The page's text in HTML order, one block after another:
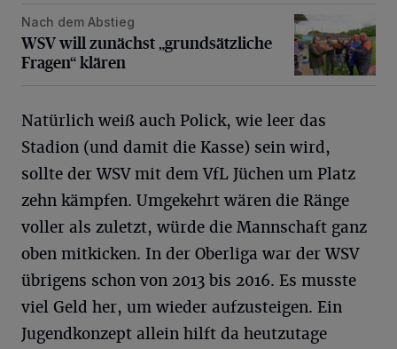
WSV will zunächst „grundsätzliche Fragen“ klären
Nach dem Abstieg
WSV will zunächst „grundsätzliche
Fragen“ klären
Natürlich weiß auch Polick, wie leer das
Stadion (und damit die Kasse) sein wird,
sollte der WSV mit dem VfL Jüchen um Platz
zehn kämpfen. Umgekehrt wären die Ränge
voller als zuletzt, würde die Mannschaft ganz
oben mitkicken. In der Oberliga war der WSV
übrigens schon von 2013 bis 2016. Es musste
viel Geld her, um wieder aufzusteigen. Ein
Jugendkonzept allein hilft da heutzutage